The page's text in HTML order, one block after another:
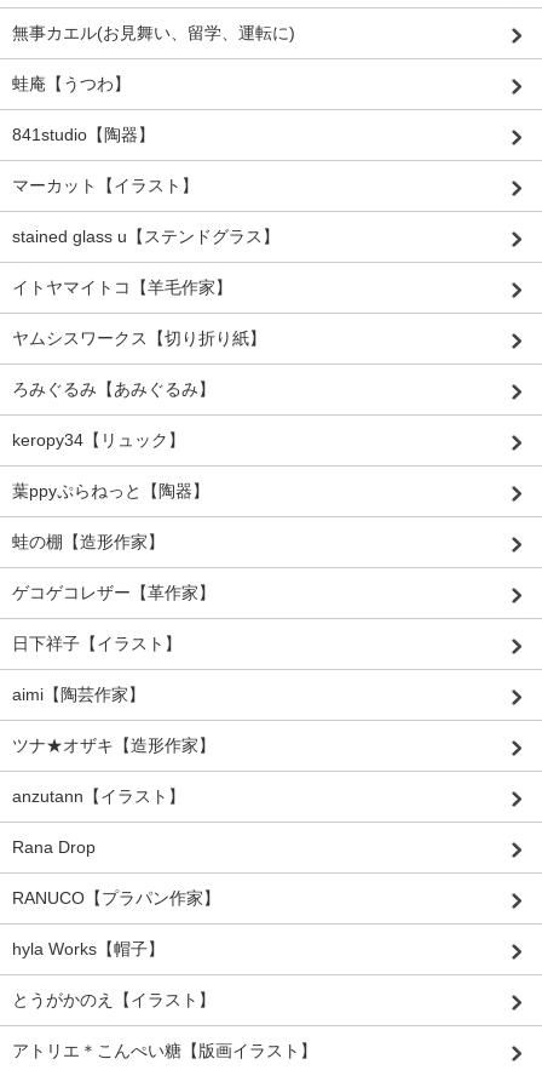
無事カエル(お見舞い、留学、運転に)
蛙庵【うつわ】
841studio【陶器】
マーカット【イラスト】
stained glass u【ステンドグラス】
イトヤマイトコ【羊毛作家】
ヤムシスワークス【切り折り紙】
ろみぐるみ【あみぐるみ】
keropy34【リュック】
葉ppyぷらねっと【陶器】
蛙の棚【造形作家】
ゲコゲコレザー【革作家】
日下祥子【イラスト】
aimi【陶芸作家】
ツナ★オザキ【造形作家】
anzutann【イラスト】
Rana Drop
RANUCO【プラパン作家】
hyla Works【帽子】
とうがかのえ【イラスト】
アトリエ＊こんぺい糖【版画イラスト】